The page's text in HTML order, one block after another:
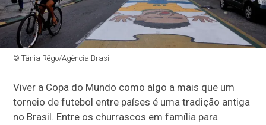
© Tânia Rêgo/Agência Brasil
Viver a Copa do Mundo como algo a mais que um
torneio de futebol entre países é uma tradição antiga
no Brasil. Entre os churrascos em família para